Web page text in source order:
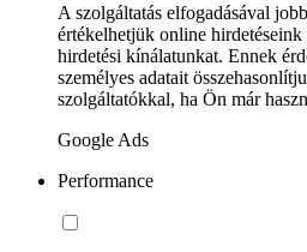
A szolgáltatás elfogadásával
értékelhetjük online
hirdetési kínálatunkat. Ennek
személyes adatait
szolgáltatókkal, ha Ön már
Google Ads
Performance